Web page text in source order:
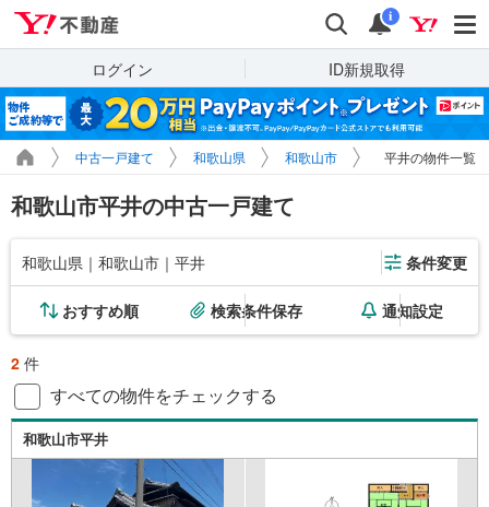
検索 通知
i
ログイン ID新規取得
中古一戸建て 和歌山県 和歌山市 平井の物件一覧
和歌山市平井の中古一戸建て
和歌山県｜和歌山市｜平井 条件変更
おすすめ順 検索条件保存 通知設定
2 件
すべての物件をチェックする
和歌山市平井